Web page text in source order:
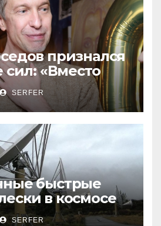
признался
сил: «Вместо
Пригожина»
SERFER
быстрые
в космосе
все более
SERFER